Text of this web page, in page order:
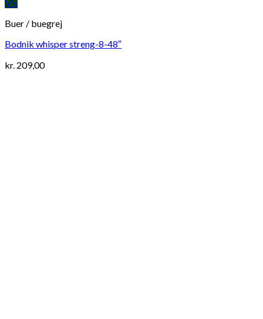
Vis
Buer / buegrej
Bodnik whisper streng-8-48″
kr. 209,00